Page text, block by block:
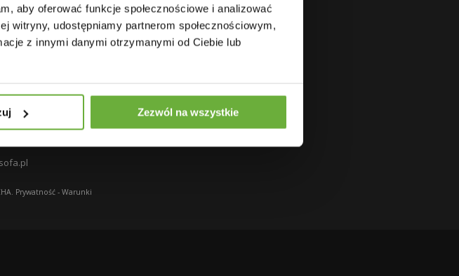
aby oferować funkcje społecznościowe i analizować
witryny, udostępniamy partnerom społecznościowym,
z innymi danymi otrzymanymi od Ciebie lub
Zezwól na wszystkie
Śląski:
0090
MEBLE SP.
246,
zł.;
Prywatność- Warunki